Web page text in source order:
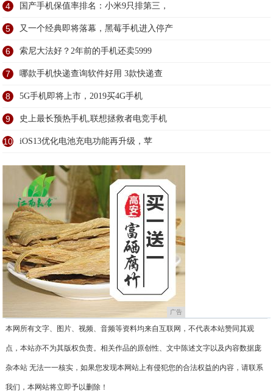
4 国产手机保值率排名：小米9只排第三，
5 又一个经典即将落幕，黑莓手机进入停产
6 索尼大法好？2年前的手机还卖5999
7 哪款手机快递查询软件好用 3款快递查
8 5G手机即将上市，2019买4G手机
9 史上最长预热手机,联想拯救者电竞手机
10 iOS13优化电池充电功能再升级，苹
广告
本网所有文字、图片、视频、音频等资料均来自互联网，不代表本站赞同其观
点，本站亦不为其版权负责。相关作品的原创性、文中陈述文字以及内容数据庞
杂本站 无法一一核实，如果您发现本网站上有侵犯您的合法权益的内容，请联系
我们，本网站将立即予以删除！